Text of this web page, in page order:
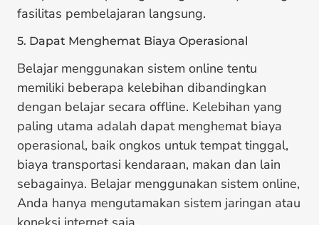
fasilitas pembelajaran langsung.
5. Dapat Menghemat Biaya Operasional
Belajar menggunakan sistem online tentu
memiliki beberapa kelebihan dibandingkan
dengan belajar secara offline. Kelebihan yang
paling utama adalah dapat menghemat biaya
operasional, baik ongkos untuk tempat tinggal,
biaya transportasi kendaraan, makan dan lain
sebagainya. Belajar menggunakan sistem online,
Anda hanya mengutamakan sistem jaringan atau